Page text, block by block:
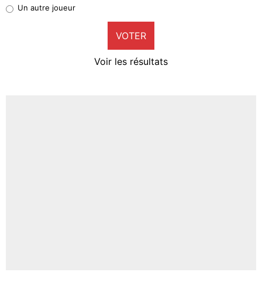
9%
Un autre joueur
VOTER
Voir les résultats